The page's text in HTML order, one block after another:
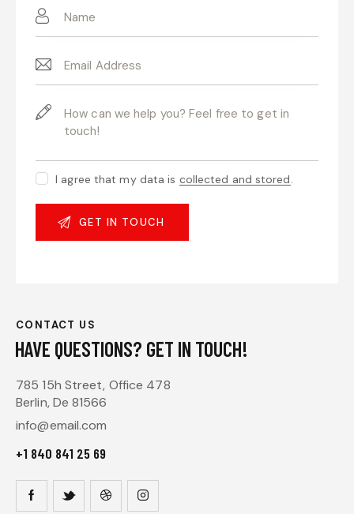
I agree that my data is collected and stored
CONTACT US
HAVE QUESTIONS? GET IN TOUCH!
785 15h Street, Office 478
Berlin, De 81566
info@email.com
+1 840 841 25 69